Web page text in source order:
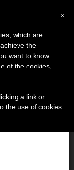
de
×
la pausa
de verano
el
x
which are
the
want to know
of the cookies,
a link or
the use of cookies.